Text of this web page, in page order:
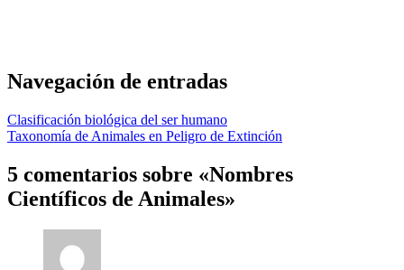
Navegación de entradas
Clasificación biológica del ser humano
Taxonomía de Animales en Peligro de Extinción
5 comentarios sobre «Nombres
Científicos de Animales»